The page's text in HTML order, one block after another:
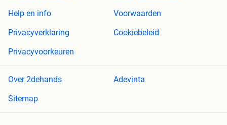
Help en info
Voorwaarden
Privacyverklaring
Cookiebeleid
Privacyvoorkeuren
Over 2dehands
Adevinta
Sitemap